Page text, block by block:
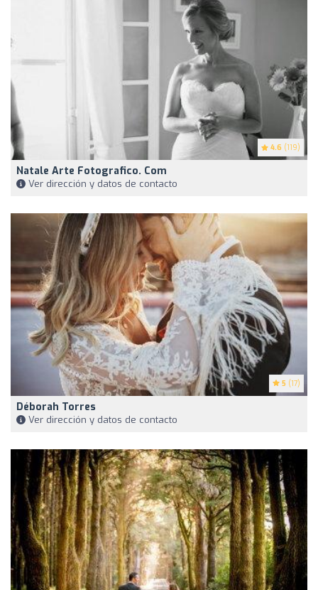
4.6 (119)
Natale Arte Fotografico. Com
Ver dirección y datos de contacto
5 (17)
Déborah Torres
Ver dirección y datos de contacto